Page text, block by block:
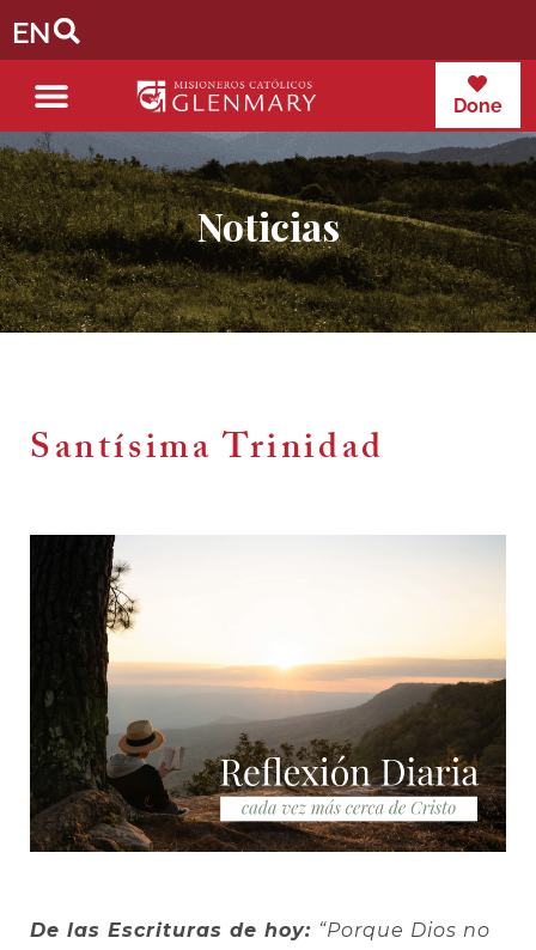
EN
Done
Noticias
Santísima Trinidad
De las Escrituras de hoy: “Porque Dios no